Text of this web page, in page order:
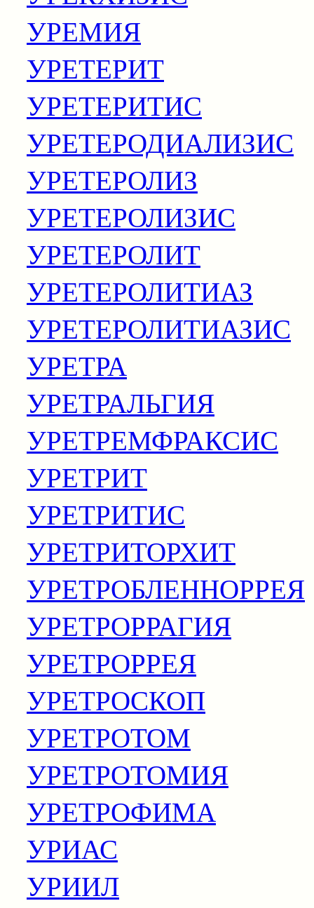
УРЕМИЯ
УРЕТЕРИТ
УРЕТЕРИТИС
УРЕТЕРОДИАЛИЗИС
УРЕТЕРОЛИЗ
УРЕТЕРОЛИЗИС
УРЕТЕРОЛИТ
УРЕТЕРОЛИТИАЗ
УРЕТЕРОЛИТИАЗИС
УРЕТРА
УРЕТРАЛЬГИЯ
УРЕТРЕМФРАКСИС
УРЕТРИТ
УРЕТРИТИС
УРЕТРИТОРХИТ
УРЕТРОБЛЕННОРРЕЯ
УРЕТРОРРАГИЯ
УРЕТРОРРЕЯ
УРЕТРОСКОП
УРЕТРОТОМ
УРЕТРОТОМИЯ
УРЕТРОФИМА
УРИАС
УРИИЛ